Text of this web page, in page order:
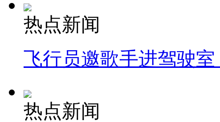
热点新闻
飞行员邀歌手进驾驶
热点新闻